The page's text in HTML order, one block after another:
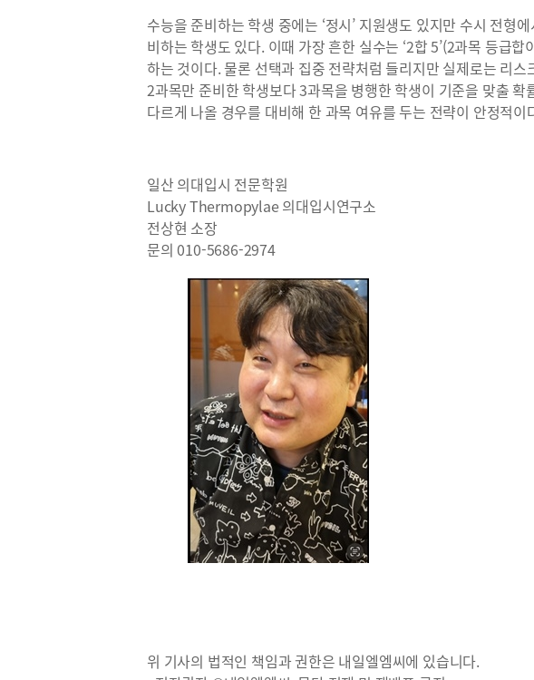
수능을 준비하는 학생 중에는 ‘정시’ 지원생도 있지만 수시 전형
비하는 학생도 있다. 이때 가장 흔한 실수는 ‘2합 5’(2과목 등급
하는 것이다. 물론 선택과 집중 전략처럼 들리지만 실제로는 리
2과목만 준비한 학생보다 3과목을 병행한 학생이 기준을 맞출 확
다르게 나올 경우를 대비해 한 과목 여유를 두는 전략이 안정적이
일산 의대입시 전문학원
Lucky Thermopylae 의대입시연구소
전상현 소장
문의 010-5686-2974
위 기사의 법적인 책임과 권한은 내일엘엠씨에 있습니다.